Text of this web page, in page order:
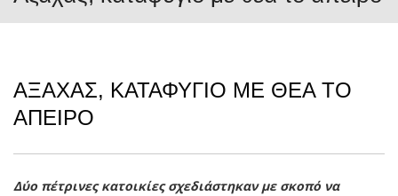
ΆΞΑΧΑΣ, ΚΑΤΑΦΎΓΙΟ ΜΕ ΘΈΑ ΤΟ
ΆΠΕΙΡΟ
Δύο πέτρινες κατοικίες σχεδιάστηκαν με σκοπό να